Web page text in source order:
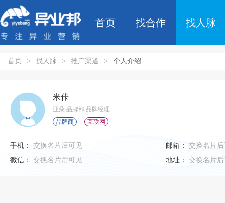
首页 找合作 找人脉
首页 > 找人脉 > 推广渠道 > 个人介绍
米佧
亚朵 品牌部 品牌经理
品牌商
互联网
手机： 交换名片后可见 邮箱：
交换名片
微信：
交换名片后可见 地址： 交换名片